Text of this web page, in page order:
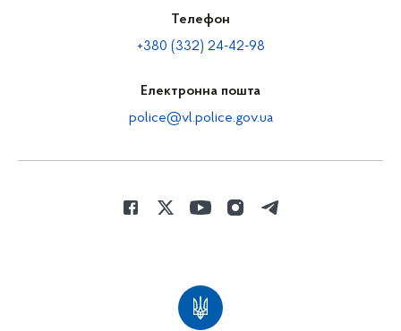
Телефон
+380 (332) 24-42-98
Електронна пошта
police@vl.police.gov.ua